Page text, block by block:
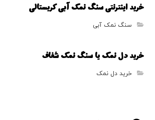
خرید اینترنتی سنگ نمک آبی کریستالی
سنگ نمک آبی
خرید دل نمک یا سنگ نمک شفاف
خرید دل نمک